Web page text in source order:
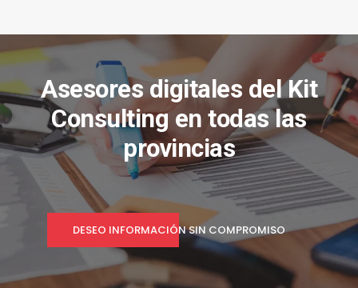
Asesores digitales del Kit
Consulting en todas las
provincias
DESEO INFORMACIÓN SIN COMPROMISO